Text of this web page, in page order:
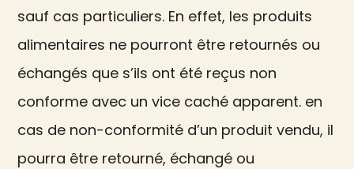
sauf cas particuliers. En effet, les produits
alimentaires ne pourront être retournés ou
échangés que s’ils ont été reçus non
conforme avec un vice caché apparent. en
cas de non-conformité d’un produit vendu, il
pourra être retourné, échangé ou